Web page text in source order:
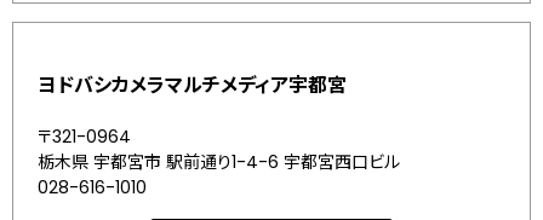
ヨドバシカメラマルチメディア宇都宮
〒321-0964
栃木県 宇都宮市 駅前通り1-4-6 宇都宮西口ビル
028-616-1010